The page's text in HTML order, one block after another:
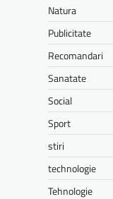
Natura
Publicitate
Recomandari
Sanatate
Social
Sport
stiri
technologie
Tehnologie